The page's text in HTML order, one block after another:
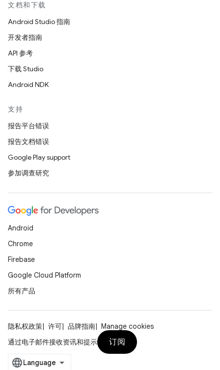
文档和下载
Android Studio 指南
开发者指南
API 参考
下载 Studio
Android NDK
支持
报告平台错误
报告文档错误
Google Play support
参加调查研究
Android
Chrome
Firebase
Google Cloud Platform
所有产品
隐私权政策 许可 品牌指南
Manage cookies
通过电子邮件接收资讯和提示
订阅